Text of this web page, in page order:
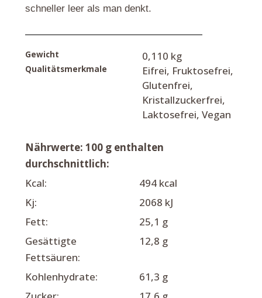
schneller leer als man denkt.
Gewicht 0,110 kg
Qualitätsmerkmale
Eifrei, Fruktosefrei,
Glutenfrei,
Kristallzuckerfrei,
Laktosefrei, Vegan
Nährwerte: 100 g enthalten
durchschnittlich:
Kcal:
494 kcal
Kj:
2068 kJ
Fett:
25,1 g
Gesättigte
Fettsäuren:
12,8 g
Kohlenhydrate:
61,3 g